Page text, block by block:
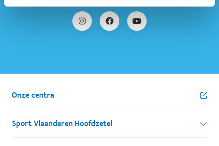
Onze centra
Sport Vlaanderen Hoofdzetel